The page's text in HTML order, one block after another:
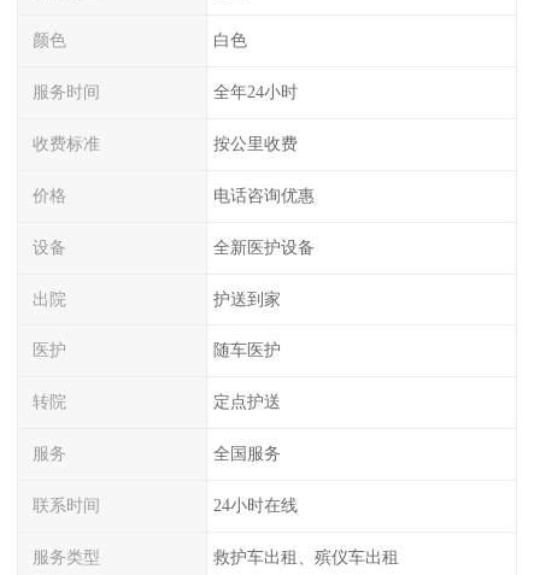
颜色 白色
服务时间 全年24小时
收费标准 按公里收费
价格 电话咨询优惠
设备 全新医护设备
出院 护送到家
医护 随车医护
转院 定点护送
服务 全国服务
联系时间 24小时在线
服务类型 救护车出租、殡仪车出租